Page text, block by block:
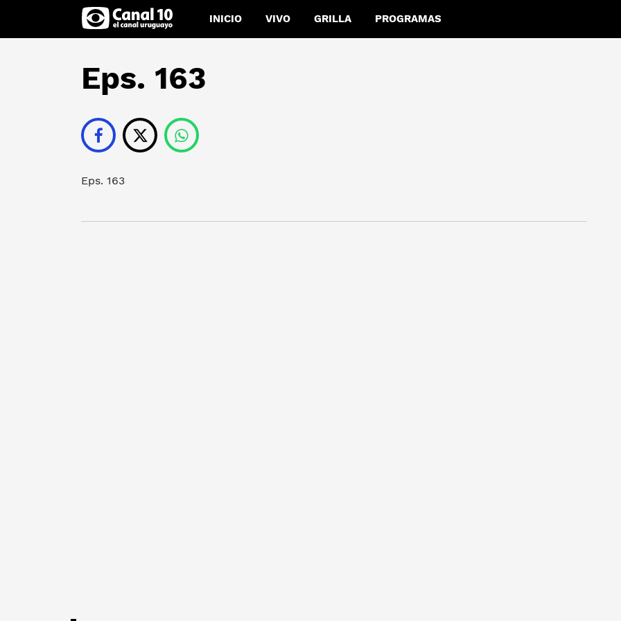
INICIO VIVO GRILLA PROGRAMAS
Eps. 163
Eps. 163